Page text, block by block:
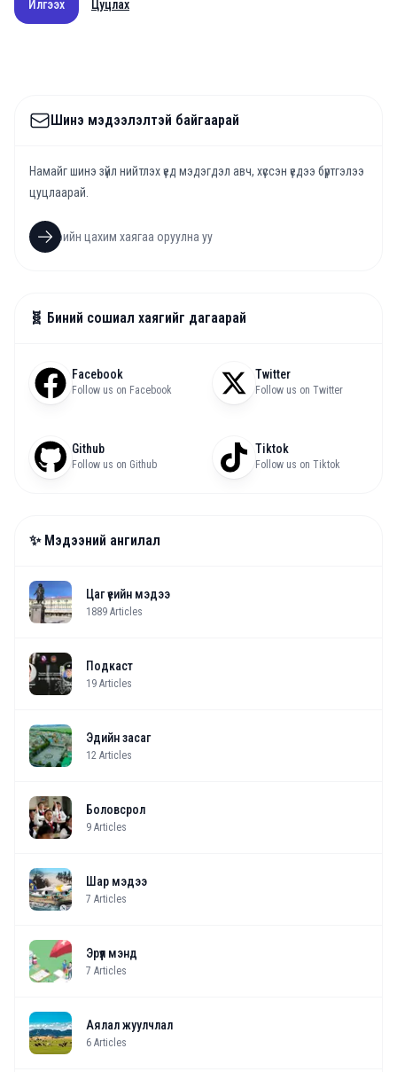
Илгээх Цуцлах
Шинэ мэдээлэлтэй байгаарай
Намайг шинэ зүйл нийтлэх үед мэдэгдэл авч, хүссэн үедээ бүртгэлээ
цуцлаарай.
🧬 Биний сошиал хаягийг дагаарай
Facebook
Follow us on Facebook
Twitter
Follow us on Twitter
Github
Follow us on Github
Tiktok
Follow us on Tiktok
✨ Мэдээний ангилал
Цаг үеийн мэдээ
1889 Articles
Подкаст
19 Articles
Эдийн засаг
12 Articles
Боловсрол
9 Articles
Шар мэдээ
7 Articles
Эрүүл мэнд
7 Articles
Аялал жуулчлал
6 Articles